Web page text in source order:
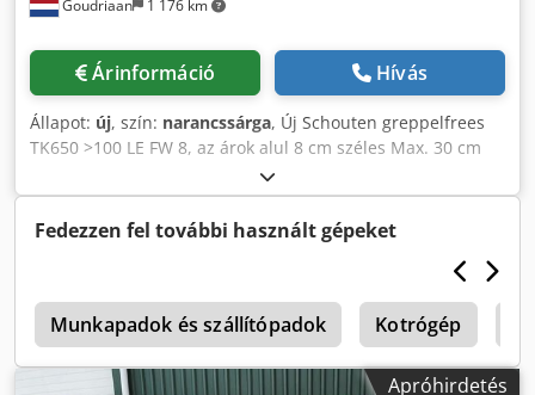
Goudriaan 1 176 km
Árinformáció Hívás
Állapot: új, szín: narancssárga, Új Schouten greppelfrees
TK650 >100 LE FW 8, az árok alul 8 cm széles Max. 30 cm
mély Mechanikusan állítható kidobónyílás Teljes
kardántengellyel Ez a greppelfrees szupermarókerékkel
kétszer annyi késsel és tisztítóval rendelkezik, mint a TK25
és TK45 modellek. Ez kiváló kapacitást eredményez, és
nagyon alkalmas új árkok marására. Állapot: Új Codpfozffc
Eex Al Terf
Fedezzen fel további használt gépeket
Munkapadok és szállítópadok Kotrógép
Apróhirdetés